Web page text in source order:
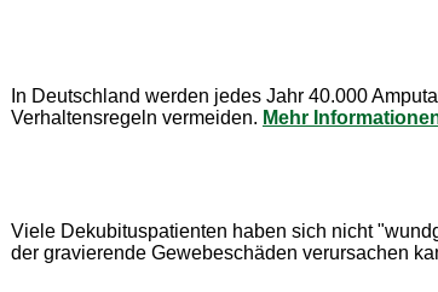
In Deutschland werden jedes Jahr 40.000
Verhaltensregeln vermeiden. Mehr
Viele Dekubituspatienten haben sich nicht
der gravierende Gewebeschäden verursachen